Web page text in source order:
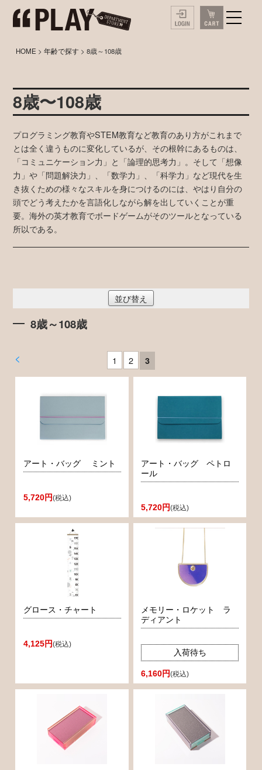
HOME >年齢で探す > 8歳～108歳
8歳〜108歳
プログラミング教育やSTEM教育など教育のあり方がこれまで
とは全く違うものに変化しているが、その根幹にあるものは、
「コミュニケーション力」と「論理的思考力」。そして「想像
力」や「問題解決力」、「数学力」、「科学力」など現代を生
き抜くための様々なスキルを身につけるのには、やはり自分の
頭でどう考えたかを言語化しながら解を出していくことが重
要。海外の英才教育でボードゲームがそのツールとなっている
所以である。
並び替え
8歳～108歳
< 1 2 3
アート・バッグ ミント
5,720円(税込)
アート・バッグ ペトロ
ール
5,720円(税込)
グロース・チャート
4,125円(税込)
メモリー・ロケット ラ
ディアント
入荷待ち
6,160円(税込)